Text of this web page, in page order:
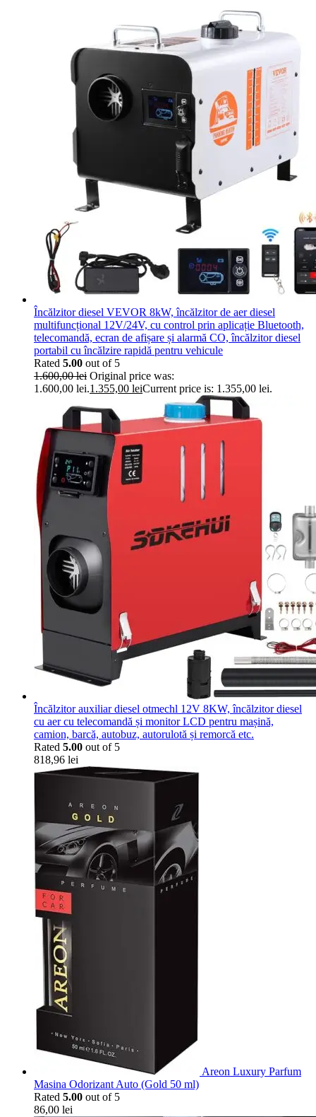
Încălzitor diesel VEVOR 8kW, încălzitor de aer diesel
multifuncțional 12V/24V, cu control prin aplicație Bluetooth,
telecomandă, ecran de afișare și alarmă CO, încălzitor diesel
portabil cu încălzire rapidă pentru vehicule
Rated 5.00 out of 5
1.600,00lei Original price was:
1.600,00 lei.1.355,00 leiCurrent price is: 1.355,00 lei.
Încălzitor auxiliar diesel otmechl 12V 8KW, încălzitor diesel
cu aer cu telecomandă și monitor LCD pentru mașină,
camion, barcă, autobuz, autorulotă și remorcă etc.
Rated 5.00 out of 5
818,96 lei
Areon Luxury Parfum
Masina Odorizant Auto (Gold 50 ml)
Rated 5.00 out of 5
86,00 lei